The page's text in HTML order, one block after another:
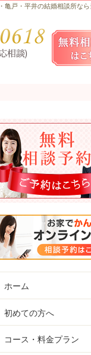
亀戸・平井の結婚相談所なら
ホーム
初めての方へ
コース・料金プラン
お